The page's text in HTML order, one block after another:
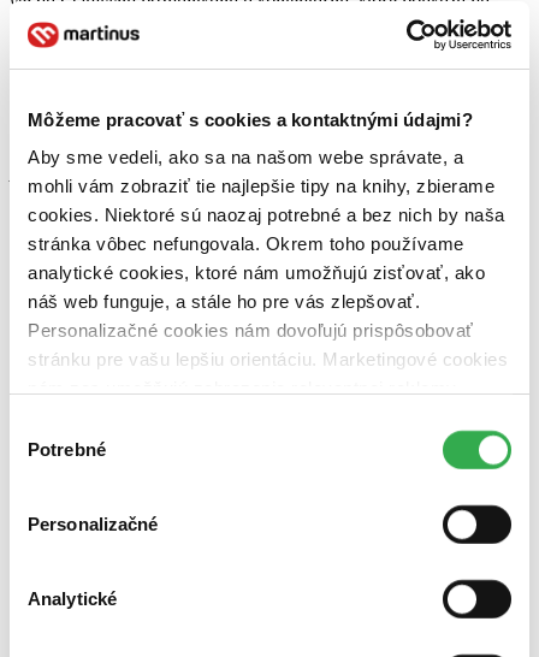
Môžeme pracovať s cookies a kontaktnými údajmi?
Aby sme vedeli, ako sa na našom webe správate, a
mohli vám zobraziť tie najlepšie tipy na knihy, zbierame
cookies. Niektoré sú naozaj potrebné a bez nich by naša
stránka vôbec nefungovala. Okrem toho používame
analytické cookies, ktoré nám umožňujú zisťovať, ako
náš web funguje, a stále ho pre vás zlepšovať.
Personalizačné cookies nám dovoľujú prispôsobovať
stránku pre vašu lepšiu orientáciu. Marketingové cookies
nám pomohlo, keby sme mohli používať všetky tieto
súhlasu
Potrebné
Personalizačné
Analytické
nepravdivosť mnohého, z toho čo (Hitler) napísal, bude oveľa lepšia
ako keby neonacisti vydali svoju vlastnú verziu.“
neonacistom profitovať z Mein Kampfu, a že agresívny a vysvetľujúi
boj s knihou nepochybne odstráni mnoho z jej falošných,
pretrvávajúcich mýtov.“
Inštitút súčasnej histórie zatiaľ čaká na finálne rozhodnutie
bavorskej vlády a dúfa, že ho dostane ešte pred rokom 2015, aby sa
mohol pustiť do príprav publikácie.